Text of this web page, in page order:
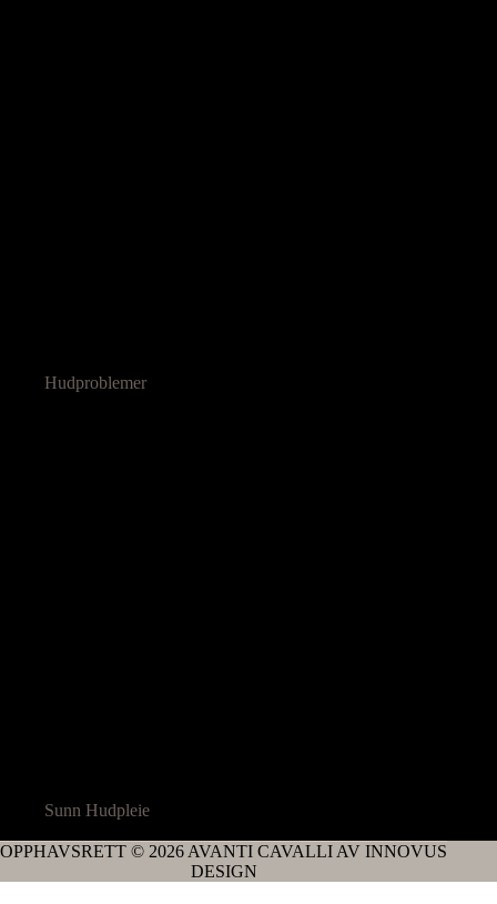
Hudproblemer
Sunn Hudpleie
OPPHAVSRETT © 2026 AVANTI CAVALLI AV INNOVUS
DESIGN